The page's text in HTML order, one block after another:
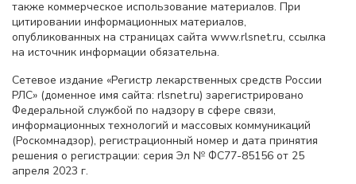
также коммерческое использование материалов. При
цитировании информационных материалов,
опубликованных на страницах сайта www.rlsnet.ru, ссылка
на источник информации обязательна.
Сетевое издание «Регистр лекарственных средств России
РЛС» (доменное имя сайта: rlsnet.ru) зарегистрировано
Федеральной службой по надзору в сфере связи,
информационных технологий и массовых коммуникаций
(Роскомнадзор), регистрационный номер и дата принятия
решения о регистрации: серия Эл № ФС77-85156 от 25
апреля 2023 г.